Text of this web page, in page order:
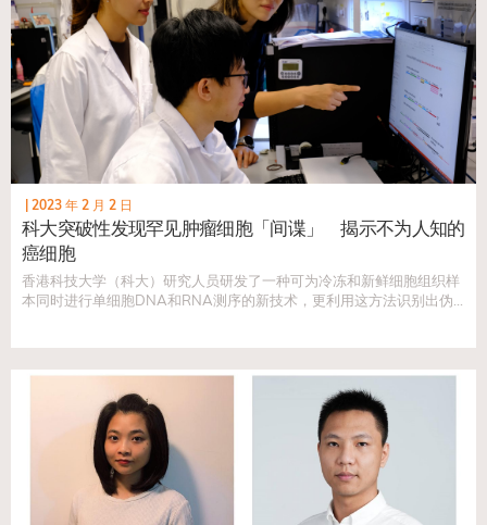
2023 年 2 月 2 日
科大突破性发现罕见肿瘤细胞「间谍」 揭示不为人知的
癌细胞
香港科技大学（科大）研究人员研发了一种可为冷冻和新鲜细胞组织样
本同时进行单细胞DNA和RNA测序的新技术，更利用这方法识别出伪